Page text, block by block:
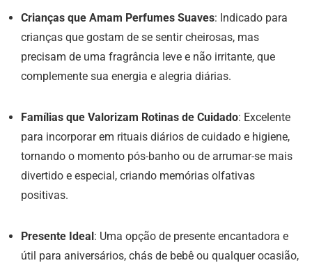
Crianças que Amam Perfumes Suaves: Indicado para
crianças que gostam de se sentir cheirosas, mas
precisam de uma fragrância leve e não irritante, que
complemente sua energia e alegria diárias.
Famílias que Valorizam Rotinas de Cuidado: Excelente
para incorporar em rituais diários de cuidado e higiene,
tornando o momento pós-banho ou de arrumar-se mais
divertido e especial, criando memórias olfativas
positivas.
Presente Ideal: Uma opção de presente encantadora e
útil para aniversários, chás de bebê ou qualquer ocasião,